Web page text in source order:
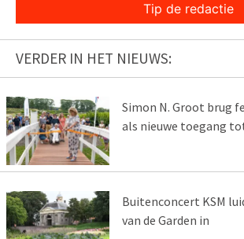
Tip de redactie
VERDER IN HET NIEUWS:
Simon N. Groot brug
als nieuwe toegang
Buitenconcert KSM
van de Garden in